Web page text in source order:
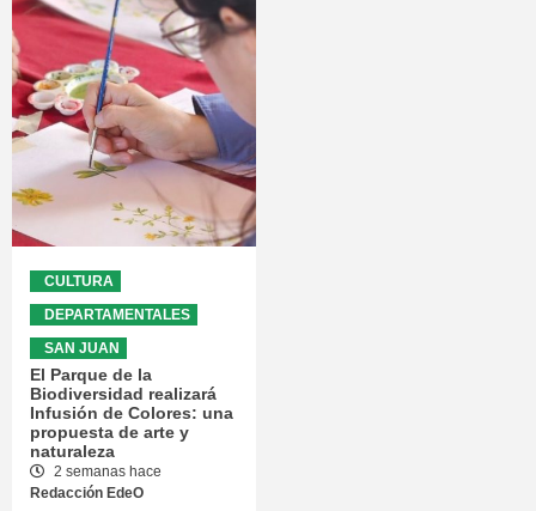
CULTURA
DEPARTAMENTALES
SAN JUAN
El Parque de la
Biodiversidad realizará
Infusión de Colores: una
propuesta de arte y
naturaleza
2 semanas hace
Redacción EdeO